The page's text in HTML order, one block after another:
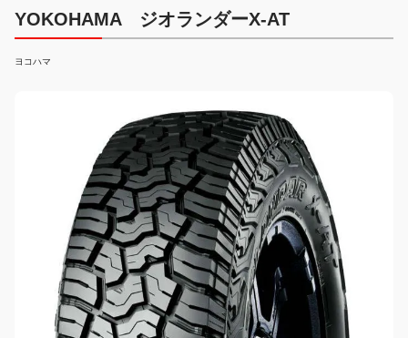
YOKOHAMA ジオランダーX-AT
ヨコハマ